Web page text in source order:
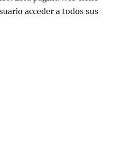
acceder a todos sus